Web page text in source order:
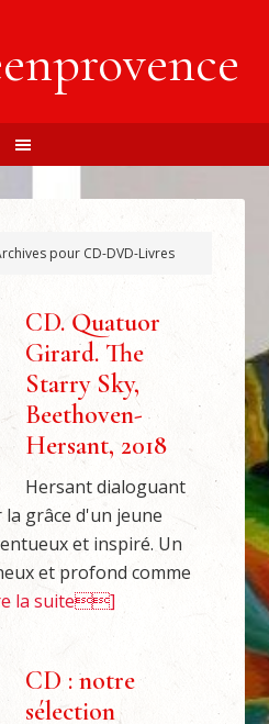
pour CD-DVD-Livres
CD. Quatuor
Girard. The
Starry Sky,
Beethoven-
Hersant, 2018
Hersant dialoguant
grâce d'un jeune
et inspiré. Un
et profond comme
la suite]
CD : notre
sélection